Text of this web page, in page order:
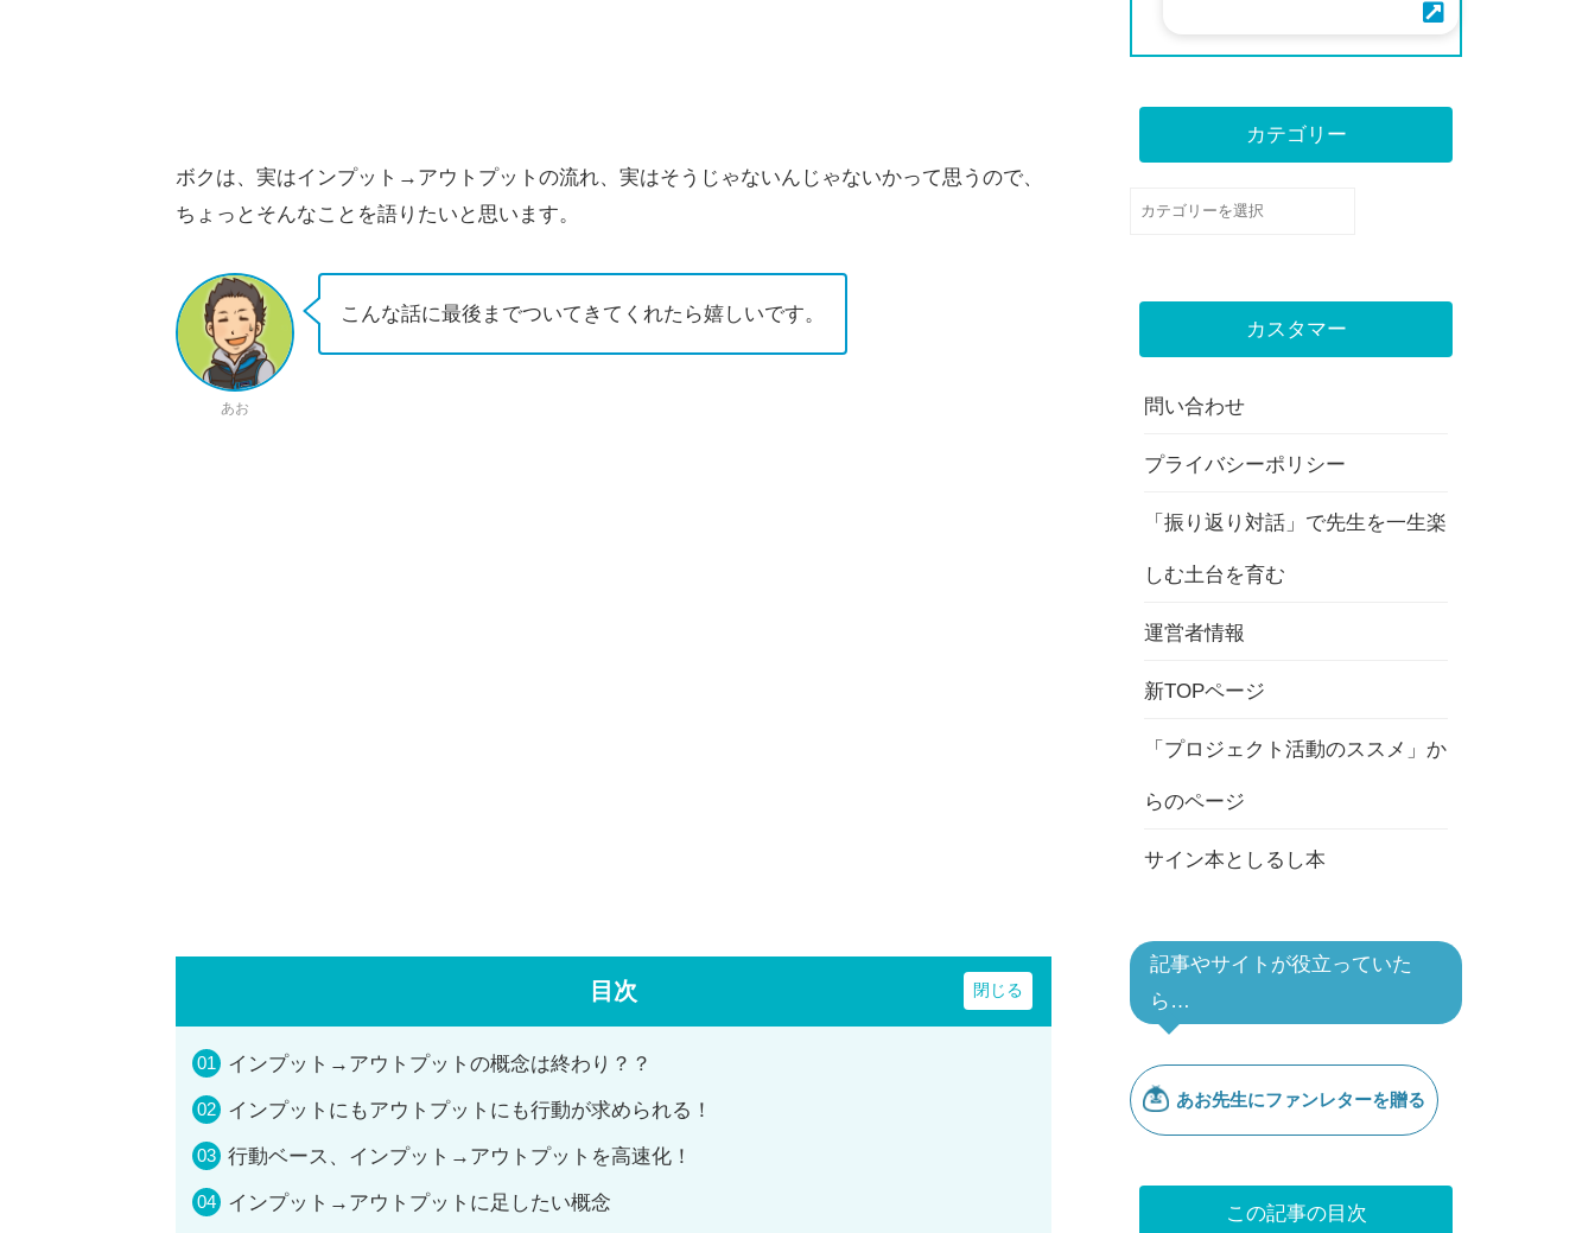
ボクは、実はインプット→アウトプットの流れ、実はそうじゃないんじゃないかって思うので、
ちょっとそんなことを語りたいと思います。
あお
こんな話に最後までついてきてくれたら嬉しいです。
目次
インプット→アウトプットの概念は終わり？？
インプットにもアウトプットにも行動が求められる！
行動ベース、インプット→アウトプットを高速化！
インプット→アウトプットに足したい概念
カテゴリー
リ
カスタマー
問い合わせ
プライバシーポリシー
「振り返り対話」で先生を一生楽
しむ土台を育む
運営者情報
新TOPページ
「プロジェクト活動のススメ」か
らのページ
サイン本としるし本
記事やサイトが役立っていた
ら…
この記事の目次